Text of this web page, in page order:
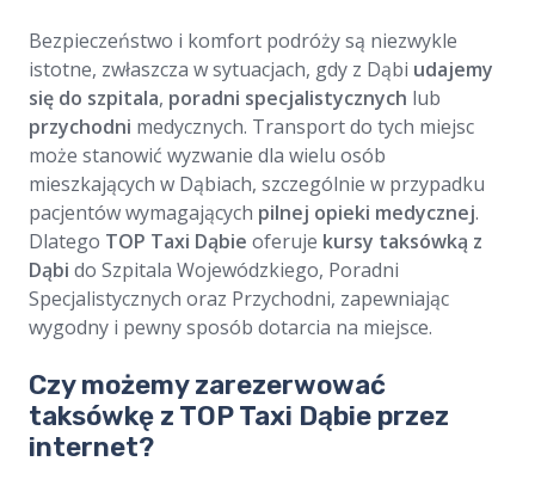
Bezpieczeństwo i komfort podróży są niezwykle
istotne, zwłaszcza w sytuacjach, gdy z Dąbi udajemy
się do szpitala, poradni specjalistycznych lub
przychodni medycznych. Transport do tych miejsc
może stanowić wyzwanie dla wielu osób
mieszkających w Dąbiach, szczególnie w przypadku
pacjentów wymagających pilnej opieki medycznej.
Dlatego TOP Taxi Dąbie oferuje kursy taksówką z
Dąbi do Szpitala Wojewódzkiego, Poradni
Specjalistycznych oraz Przychodni, zapewniając
wygodny i pewny sposób dotarcia na miejsce.
Czy możemy zarezerwować
taksówkę z TOP Taxi Dąbie przez
internet?